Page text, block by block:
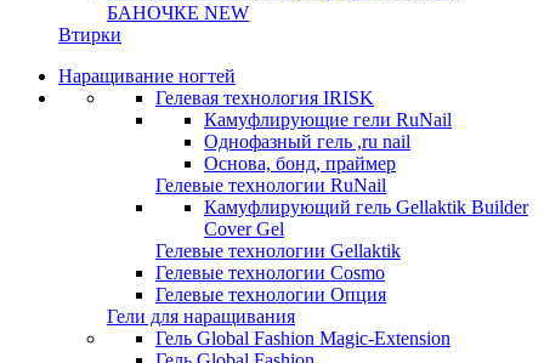
БАНОЧКЕ NEW
Втирки
Наращивание ногтей
Гелевая технология IRISK
Камуфлирующие гели RuNail
Однофазный гель ,ru nail
Основа, бонд, праймер
Гелевые технологии RuNail
Камуфлирующий гель Gellaktik Builder
Cover Gel
Гелевые технологии Gellaktik
Гелевые технологии Cosmo
Гелевые технологии Опция
Гели для наращивания
Гель Global Fashion Magic-Extension